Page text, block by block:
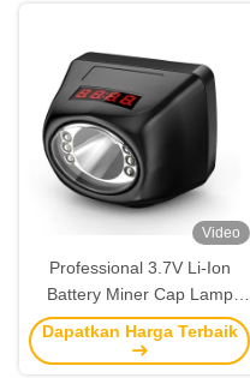
Video
Professional 3.7V Li-Ion
Battery Miner Cap Lamp
dengan 15 jam
pencahayaan terus menerus
Dapatkan Harga Terbaik